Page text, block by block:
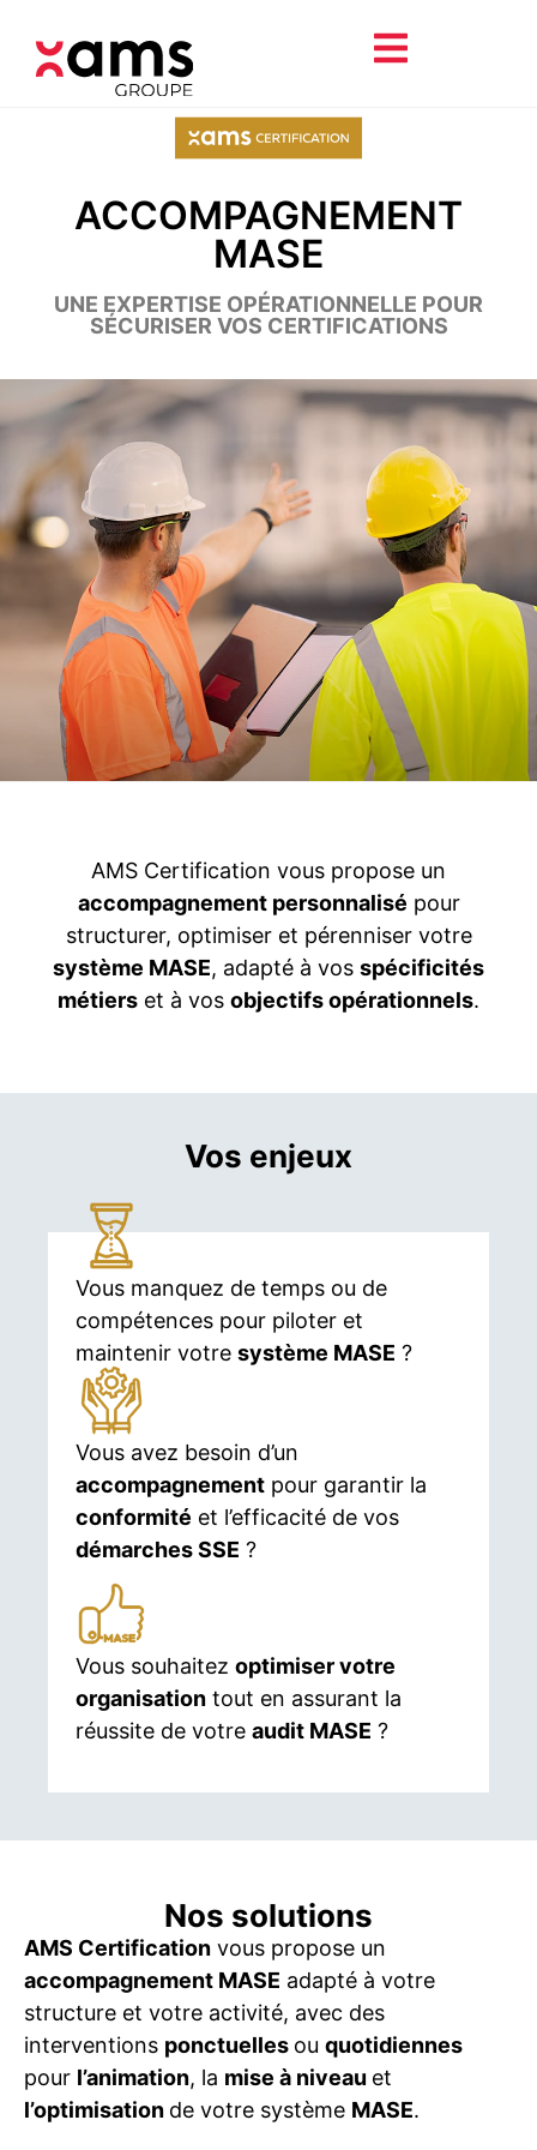
ACCOMPAGNEMENT
MASE
UNE EXPERTISE OPÉRATIONNELLE POUR
SÉCURISER VOS CERTIFICATIONS
AMS Certification vous propose un
accompagnement personnalisé pour
structurer, optimiser et pérenniser votre
système MASE, adapté à vos spécificités
métiers et à vos objectifs opérationnels.
Vos enjeux
Vous manquez de temps ou de
compétences pour piloter et
maintenir votre système MASE ?
Vous avez besoin d’un
accompagnement pour garantir la
conformité et l’efficacité de vos
démarches SSE ?
Vous souhaitez optimiser votre
organisation tout en assurant la
réussite de votre audit MASE ?
Nos solutions
AMS Certification vous propose un
accompagnement MASE adapté à votre
structure et votre activité, avec des
interventions ponctuelles ou quotidiennes
pour l’animation, la mise à niveau et
l’optimisation de votre système MASE.